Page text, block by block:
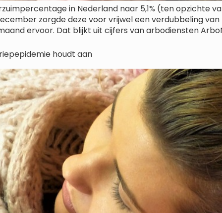
in Nederland naar 5,1% (ten opzichte
zorgde deze voor vrijwel een verdubbeling
ervoor. Dat blijkt uit cijfers van arbodiensten
houdt aan